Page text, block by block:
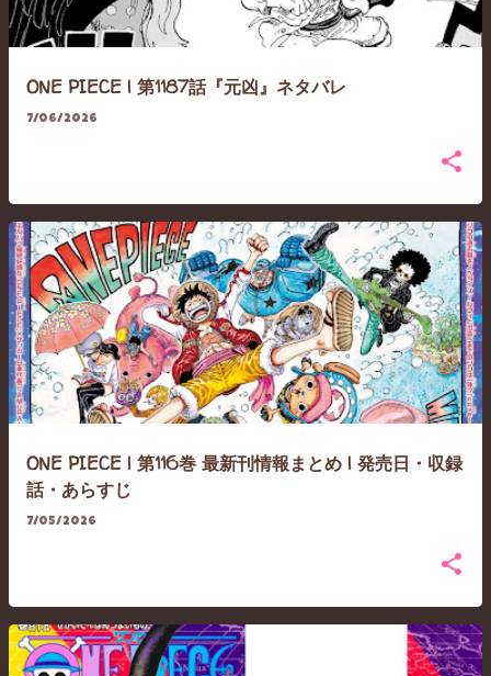
ONE PIECE | 第1187話『元凶』ネタバレ
7/06/2026
ONE PIECE | 第116巻 最新刊情報まとめ | 発売日・収録
話・あらすじ
7/05/2026